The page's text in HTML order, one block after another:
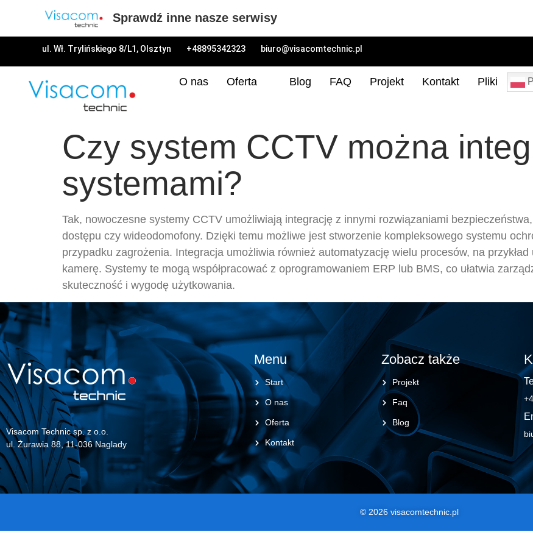
ul. Wł. Trylińskiego 8/L1, Olsztyn +48895342323 biuro@visacomtechnic.pl
O nas Oferta Blog FAQ Projekt Kontakt Pliki
Czy system CCTV można
systemami?
Tak, nowoczesne systemy CCTV umożliwiają integrację z innymi rozwiązaniami
dostępu czy wideodomofony. Dzięki temu możliwe jest stworzenie kompleksowego systemu
przypadku zagrożenia. Integracja umożliwia również automatyzację wielu procesów, na
kamerę. Systemy te mogą współpracować z oprogramowaniem ERP lub BMS, co ułatwia
skuteczność i wygodę użytkowania.
Visacom Technic sp. z o.o.
ul. Żurawia 88, 11-036 Naglady
Menu
Start
O nas
Oferta
Kontakt
Zobacz także
Projekt
Faq
Blog
© 2026 visacomtechnic.pl
Sprawdź inne nasze serwisy